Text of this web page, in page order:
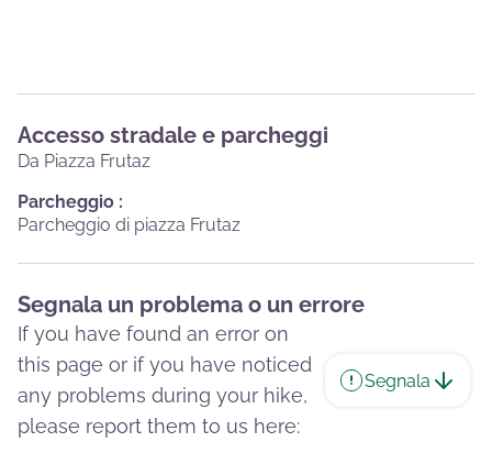
Accesso stradale e parcheggi
Da Piazza Frutaz
Parcheggio :
Parcheggio di piazza Frutaz
Segnala un problema o un errore
If you have found an error on
this page or if you have noticed
any problems during your hike,
please report them to us here:
Segnala